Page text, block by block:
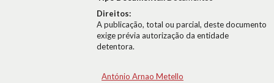
Direitos:
A publicação, total ou parcial, deste documento
exige prévia autorização da entidade
detentora.
António Arnao Metello